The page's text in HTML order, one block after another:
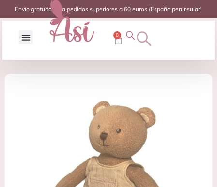
Envío gratuito para pedidos superiores a 60 euros (España peninsular)
0